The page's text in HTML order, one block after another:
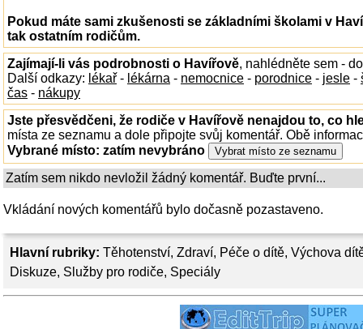
Hlavní rubriky: Těhotenství, Zdraví, Péče o dítě, Výchova
Diskuze, Služby pro rodiče, Speciály
Pokud máte sami zkušenosti se základními školami v
tak ostatním rodičům.
Zajímají-li vás podrobnosti o Havířově, nahlédněte sem -
Další odkazy: lékař - lékárna - nemocnice - porodnice - jesle -
čas - nákupy
Jste přesvědčeni, že rodiče v Havířově nenajdou to, co
místa ze seznamu a dole připojte svůj komentář. Obě
Vybrané místo: zatím nevybráno
Zatím sem nikdo nevložil žádný komentář. Buďte první...
Vkládání nových komentářů bylo dočasně pozastaveno.